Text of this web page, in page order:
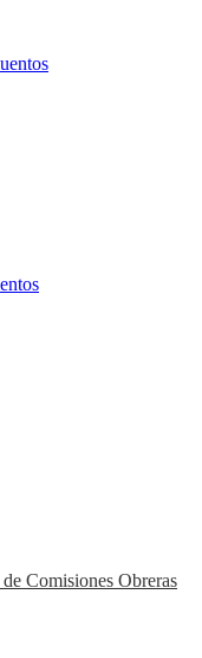
Comisiones Obreras